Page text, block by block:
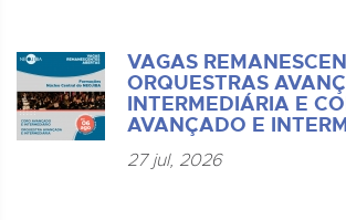
VAGAS
ORQUESTRAS
INTERMEDIÁRIA E
AVANÇADO E
27 jul, 2026